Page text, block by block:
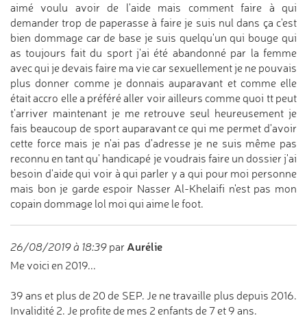
aimé voulu avoir de l'aide mais comment faire à qui
demander trop de paperasse à faire je suis nul dans ça c'est
bien dommage car de base je suis quelqu'un qui bouge qui
as toujours fait du sport j'ai été abandonné par la femme
avec qui je devais faire ma vie car sexuellement je ne pouvais
plus donner comme je donnais auparavant et comme elle
était accro elle a préféré aller voir ailleurs comme quoi tt peut
t'arriver maintenant je me retrouve seul heureusement je
fais beaucoup de sport auparavant ce qui me permet d'avoir
cette force mais je n'ai pas d'adresse je ne suis même pas
reconnu en tant qu' handicapé je voudrais faire un dossier j'ai
besoin d'aide qui voir à qui parler y a qui pour moi personne
mais bon je garde espoir Nasser Al-Khelaifi n'est pas mon
copain dommage lol moi qui aime le foot.
26/08/2019 à 18:39 par Aurélie
Me voici en 2019...
39 ans et plus de 20 de SEP. Je ne travaille plus depuis 2016.
Invalidité 2. Je profite de mes 2 enfants de 7 et 9 ans.